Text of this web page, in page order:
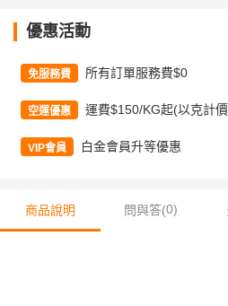
優惠活動
免服務費 所有訂單服務費$0
空運優惠 運費$150/KG起(以克計
VIP會員 白金會員升等優惠
商品說明 問與答(0)